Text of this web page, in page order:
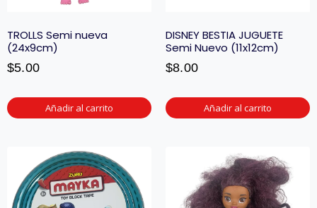
TROLLS Semi nueva
(24x9cm)
$5.00
Añadir al carrito
DISNEY BESTIA JUGUETE
Semi Nuevo (11x12cm)
$8.00
Añadir al carrito